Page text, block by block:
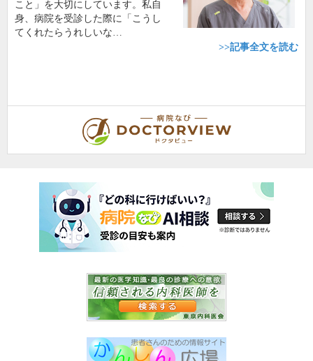
こと」を大切にしています。私自
身、病院を受診した際に「こうし
てくれたらうれしいな…
>>記事全文を読む